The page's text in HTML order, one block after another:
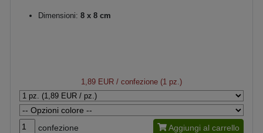
Dimensioni: 8 x 8 cm
1,89 EUR / confezione (1 pz.)
confezione Aggiungi al carrello